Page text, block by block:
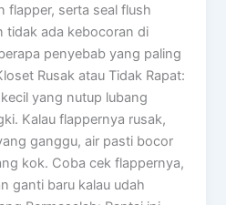
flapper, serta seal flush
tidak ada kebocoran di
penyebab yang paling
Rusak atau Tidak Rapat:
yang nutup lubang
Kalau flappernya rusak,
ganggu, air pasti bocor
kok. Coba cek flappernya,
ganti baru kalau udah